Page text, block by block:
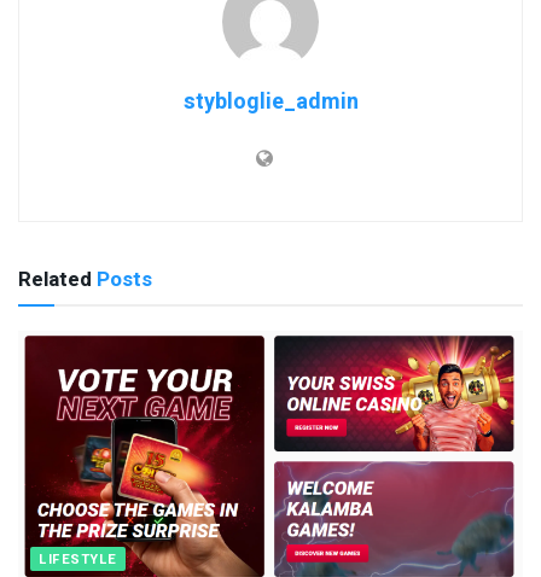
stybloglie_admin
Related Posts
LIFESTYLE